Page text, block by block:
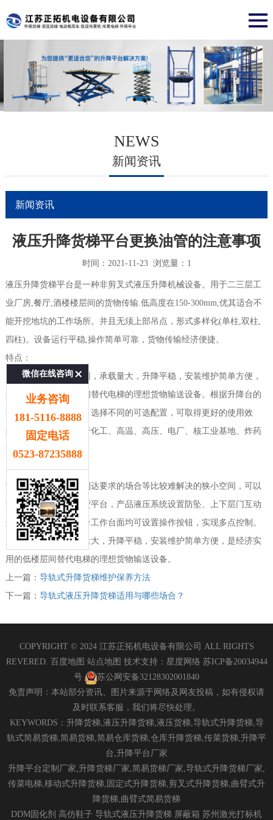
NEWS
新闻资讯
新闻资讯
液压升降货梯平台更换油管的注意事项
时间：2021-11-23 浏览量：1
液压升降货梯平台是一种非剪叉式液压升降机械设备。用于二三层工
业厂房,餐厅,酒楼楼层间的货物传输.低高度在150-300mm,优其适合不
能开挖地坑的工作场所。并且无须上部吊点，形式多样化(单柱,双柱,
四柱)。设备运行平稳,操作简单可靠，货物传输经济便捷。
特点：
升降货梯产品结构坚固，承载量大，升降平稳，安装维护简单方便，
是经济实用的低楼层间替代电梯的理想货物输送设备。根据升降台的
安装环境和使用要求，选择不同的可选配置，可取得更好的使用效
果，本产品主要应用于化工、高温、高压、电厂、核工业基地、炸药
等防爆企业。
用途：
液压升降货梯对不能到达要求的场合等比较难解决的狭小空间，可以
量身打造高效率的送货平台，产品液压系统设置防坠、上下层门互动
连锁，各楼层和升降台工作台面均可设置操作按钮，实现多点控制。
产品结构坚固，承载量大，升降平稳，安装维护简单方便，是经济实
用的低楼层间替代电梯的理想货物输送设备。
上一篇：导轨式升降货梯维护保养方法
下一篇：导轨式液压升降货梯适用与哪些场合？
COPYRIGHT © 2024 江苏正拓机电设备有限公司 ALL RIGHTS
REVERED. 百度地图 站点地图 技术支持： 星度网络 苏ICP备20034944
号
苏公网安备32128302001840
免责声明：本站部分资讯、图片来源于网络及网友投稿，如有侵权请
及时联系客服，我们将尽快处理。
KEYWORDS：升降货梯,液压升降货梯,液压货梯,导轨式升降货梯,导
轨式简易货梯,简易货梯,简易仓库货梯,仓库升降货梯,传菜货梯,升降平
台,升降平台厂家
升降平台定制厂家,升降货梯厂家,简易货梯厂家,导轨式升降货梯厂家,
传菜电梯,移动式升降货梯,固定式升降货梯,剪叉式升降货梯,曲臂式升
降货梯,曲臂式简易货梯
DDM固化剂 高仿鞋子 导轨式液压升降货梯 屏蔽箱 苏州激光打标机
微信在线咨询
业务咨询
181-5116-8888
固定电话
0523-87235888